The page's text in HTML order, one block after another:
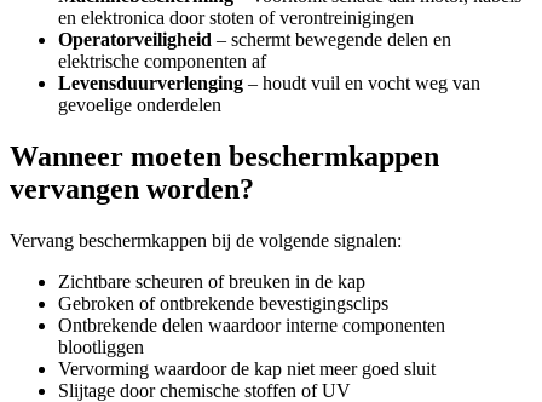
en elektronica door stoten of verontreinigingen
Operatorveiligheid – schermt bewegende delen en
elektrische componenten af
Levensduurverlenging – houdt vuil en vocht weg van
gevoelige onderdelen
Wanneer moeten beschermkappen
vervangen worden?
Vervang beschermkappen bij de volgende signalen:
Zichtbare scheuren of breuken in de kap
Gebroken of ontbrekende bevestigingsclips
Ontbrekende delen waardoor interne componenten
blootliggen
Vervorming waardoor de kap niet meer goed sluit
Slijtage door chemische stoffen of UV